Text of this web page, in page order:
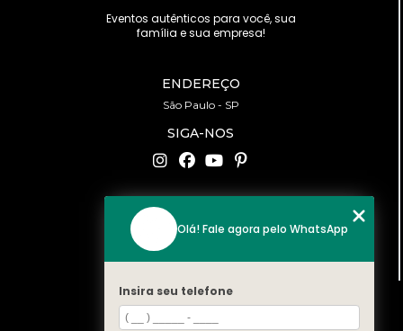
Eventos autênticos para você, sua
família e sua empresa!
ENDEREÇO
São Paulo - SP
SIGA-NOS
CONTATO
(11) 94519-2422
contato@bonfattieventos.com.br
MENU
HOME
Olá! Fale agora pelo WhatsApp
Insira seu telefone